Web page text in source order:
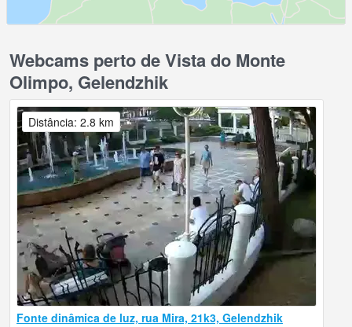
Webcams perto de Vista do Monte
Olimpo, Gelendzhik
Fonte dinâmica de luz, rua Mira, 21k3, Gelendzhik
Distância: 2.8 km